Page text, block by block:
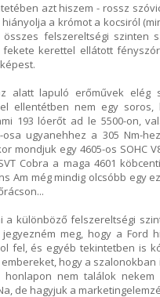
azt hiszem - rossz
a krómot a kocsiról
összes felszereltségi szinten
kerettel ellátott
alatt lapuló erőművek elég
ellentétben nem egy
193 lóerőt ad le 5500-on,
osa ugyanehhez a 305 Nm-
mondjuk egy 4605-os SOHC
Cobra a maga 4601
Am még mindig olcsóbb egy
a különböző felszereltségi
jegyezném meg, hogy a Ford
fel, és egyéb tekintetben is
hogy a
nem találok
de hagyjuk a